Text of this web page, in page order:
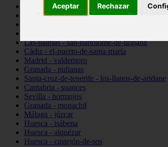
Aceptar Rechazar
Almería - roquetas-de-mar
Madrid - pozuelo-de-alarcón
Las-palmas - san-bartolomé-de-tirajana
Cádiz - el-puerto-de-santa-maría
Madrid - valdemoro
Granada - pulianas
Santa-cruz-de-tenerife - los-llanos-de-aridane
Cantabria - suances
Sevilla - bormujos
Granada - monachil
Málaga - júzcar
Huesca - isábena
Huesca - alquézar
Huesca - castejón-de-sos